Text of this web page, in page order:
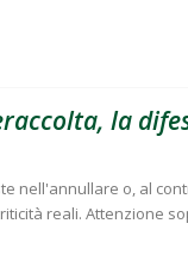
la
nell'annullare o, al
reali. Attenzione